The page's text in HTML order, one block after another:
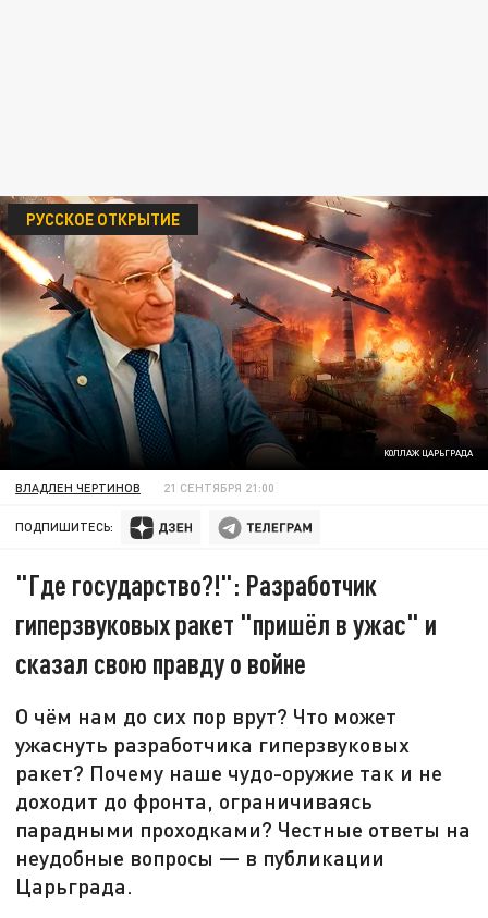
КОЛЛАЖ ЦАРЬГРАДА
РУССКОЕ ОТКРЫТИЕ
ВЛАДЛЕН ЧЕРТИНОВ 21 СЕНТЯБРЯ 21:00
ПОДПИШИТЕСЬ:
"Где государство?!": Разработчик
гиперзвуковых ракет "пришёл в ужас" и
сказал свою правду о войне
О чём нам до сих пор врут? Что может
ужаснуть разработчика гиперзвуковых
ракет? Почему наше чудо-оружие так и не
доходит до фронта, ограничиваясь
парадными проходками? Честные ответы на
неудобные вопросы — в публикации
Царьграда.